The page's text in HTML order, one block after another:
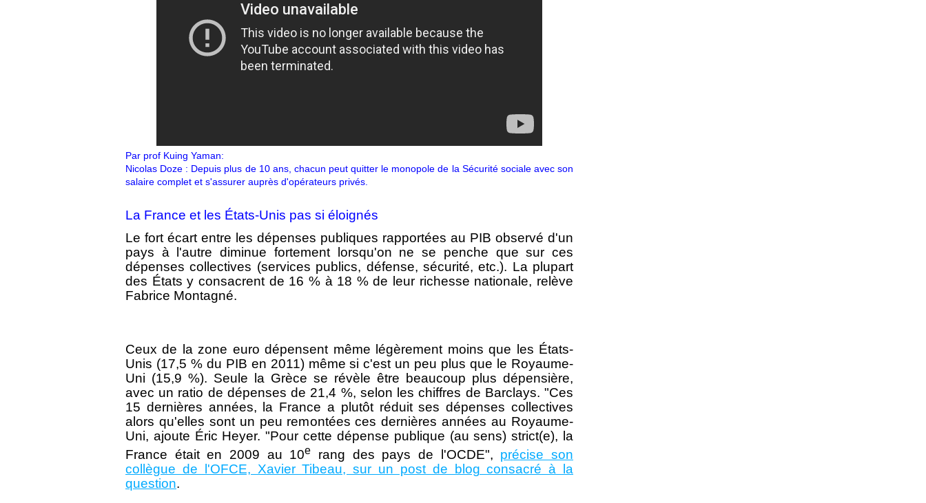
Par prof Kuing Yaman:
Nicolas Doze : Depuis plus de 10 ans, chacun peut quitter le monopole de la Sécurité sociale avec son
salaire complet et s'assurer auprès d'opérateurs privés.
La France et les États-Unis pas si éloignés
Le fort écart entre les dépenses publiques rapportées au PIB observé d'un
pays à l'autre diminue fortement lorsqu'on ne se penche que sur ces
dépenses collectives (services publics, défense, sécurité, etc.). La plupart
des États y consacrent de 16 % à 18 % de leur richesse nationale, relève
Fabrice Montagné.
Ceux de la zone euro dépensent même légèrement moins que les États-
Unis (17,5 % du PIB en 2011) même si c'est un peu plus que le Royaume-
Uni (15,9 %). Seule la Grèce se révèle être beaucoup plus dépensière,
avec un ratio de dépenses de 21,4 %, selon les chiffres de Barclays. "Ces
15 dernières années, la France a plutôt réduit ses dépenses collectives
alors qu'elles sont un peu remontées ces dernières années au Royaume-
Uni, ajoute Éric Heyer. "Pour cette dépense publique (au sens) strict(e), la
France était en 2009 au 10e rang des pays de l'OCDE", précise son
collègue de l'OFCE, Xavier Tibeau, sur un post de blog consacré à la
question.